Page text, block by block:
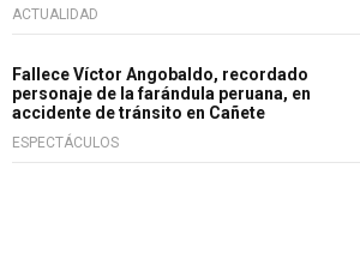
ACTUALIDAD
Fallece Víctor Angobaldo, recordado
personaje de la farándula peruana, en
accidente de tránsito en Cañete
ESPECTÁCULOS